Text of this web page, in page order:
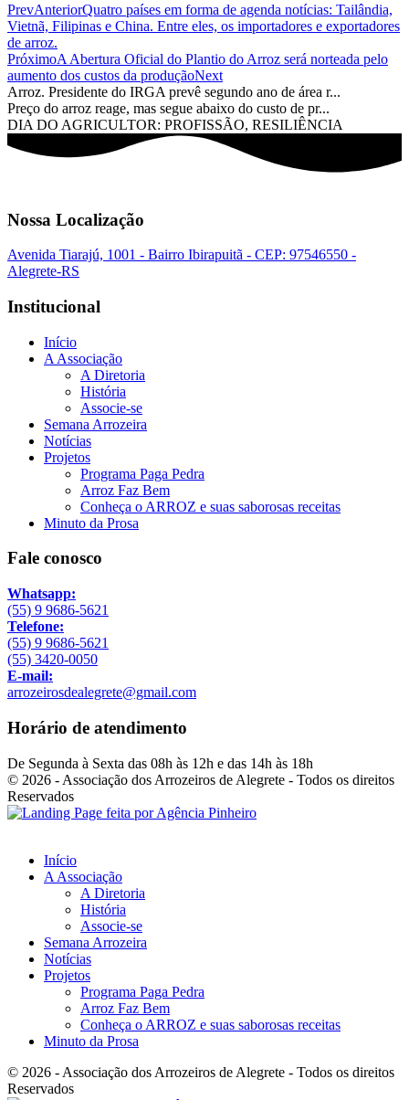
PrevAnteriorQuatro países em forma de agenda notícias: Tailândia,
Vietnã, Filipinas e China. Entre eles, os importadores e exportadores
de arroz.
PróximoA Abertura Oficial do Plantio do Arroz será norteada pelo
aumento dos custos da produçãoNext
Arroz. Presidente do IRGA prevê segundo ano de área r...
Preço do arroz reage, mas segue abaixo do custo de pr...
DIA DO AGRICULTOR: PROFISSÃO, RESILIÊNCIA
Nossa Localização
Avenida Tiarajú, 1001 - Bairro Ibirapuitã - CEP: 97546550 -
Alegrete-RS
Institucional
Início
A Associação
A Diretoria
História
Associe-se
Semana Arrozeira
Notícias
Projetos
Programa Paga Pedra
Arroz Faz Bem
Conheça o ARROZ e suas saborosas receitas
Minuto da Prosa
Fale conosco
Whatsapp:
(55) 9 9686-5621
Telefone:
(55) 9 9686-5621
(55) 3420-0050
E-mail:
arrozeirosdealegrete@gmail.com
Horário de atendimento
De Segunda à Sexta das 08h às 12h e das 14h às 18h
© 2026 - Associação dos Arrozeiros de Alegrete - Todos os direitos
Reservados
Início
A Associação
A Diretoria
História
Associe-se
Semana Arrozeira
Notícias
Projetos
Programa Paga Pedra
Arroz Faz Bem
Conheça o ARROZ e suas saborosas receitas
Minuto da Prosa
© 2026 - Associação dos Arrozeiros de Alegrete - Todos os direitos
Reservados